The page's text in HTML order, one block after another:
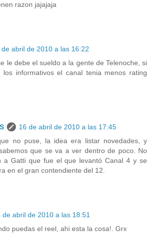
razon jajajaja
de abril de 2010 a las 16:22
le debe el sueldo a la gente de Telenoche, si
informativos el canal tenia menos rating
16 de abril de 2010 a las 17:45
no puse, la idea era listar novedades, y
que se va a ver dentro de poco. No
a Gatti que fue el que levantó Canal 4 y se
en el gran contendiente del 12.
de abril de 2010 a las 18:51
puedas el reel, ahi esta la cosa!. Grx